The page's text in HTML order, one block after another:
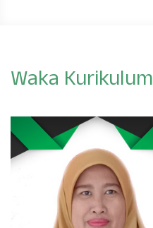
Waka Kurikulum